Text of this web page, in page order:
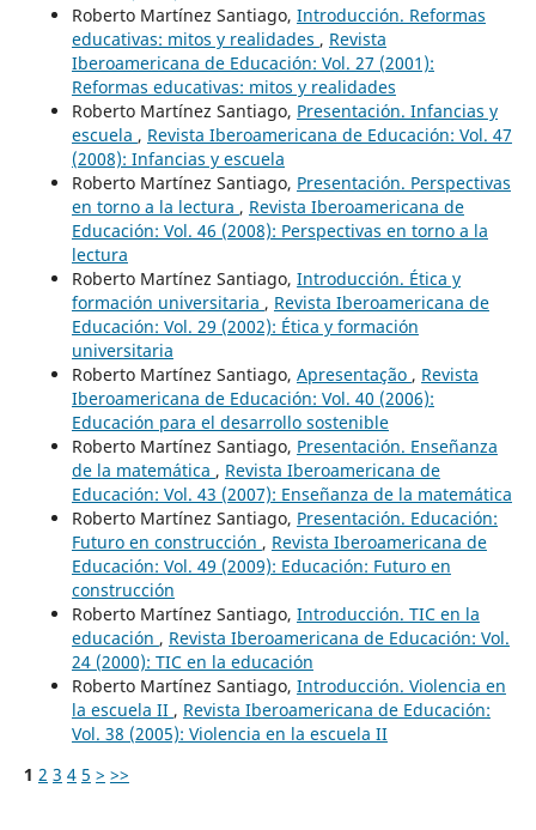
Roberto Martínez Santiago, Introducción. Reformas
educativas: mitos y realidades , Revista
Iberoamericana de Educación: Vol. 27 (2001):
Reformas educativas: mitos y realidades
Roberto Martínez Santiago, Presentación. Infancias y
escuela , Revista Iberoamericana de Educación: Vol. 47
(2008): Infancias y escuela
Roberto Martínez Santiago, Presentación. Perspectivas
en torno a la lectura , Revista Iberoamericana de
Educación: Vol. 46 (2008): Perspectivas en torno a la
lectura
Roberto Martínez Santiago, Introducción. Ética y
formación universitaria , Revista Iberoamericana de
Educación: Vol. 29 (2002): Ética y formación
universitaria
Roberto Martínez Santiago, Apresentação , Revista
Iberoamericana de Educación: Vol. 40 (2006):
Educación para el desarrollo sostenible
Roberto Martínez Santiago, Presentación. Enseñanza
de la matemática , Revista Iberoamericana de
Educación: Vol. 43 (2007): Enseñanza de la matemática
Roberto Martínez Santiago, Presentación. Educación:
Futuro en construcción , Revista Iberoamericana de
Educación: Vol. 49 (2009): Educación: Futuro en
construcción
Roberto Martínez Santiago, Introducción. TIC en la
educación , Revista Iberoamericana de Educación: Vol.
24 (2000): TIC en la educación
Roberto Martínez Santiago, Introducción. Violencia en
la escuela II , Revista Iberoamericana de Educación:
Vol. 38 (2005): Violencia en la escuela II
1 2 3 4 5 > >>